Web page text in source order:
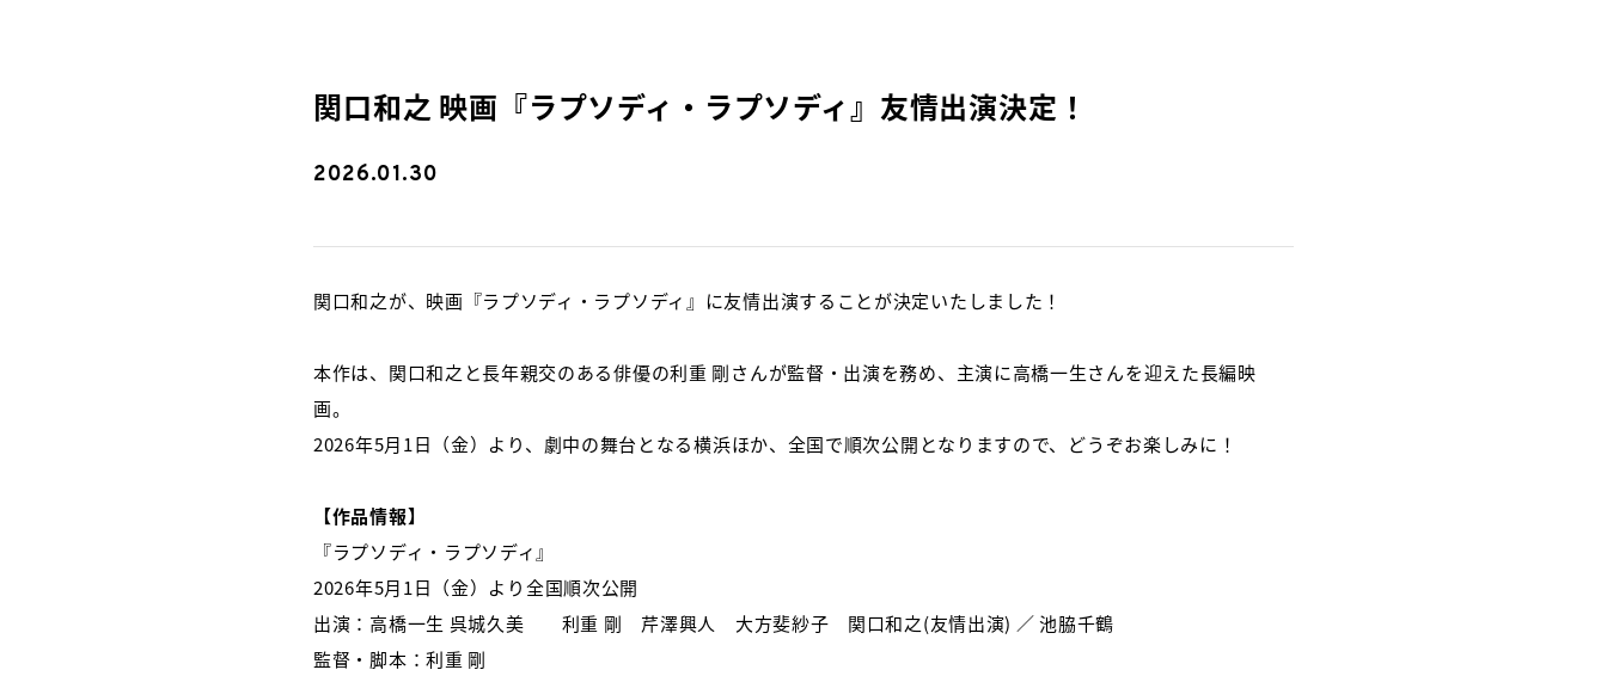
関口和之 映画『ラプソディ・ラプソディ』友情出演決定！
2026.01.30
関口和之が、映画『ラプソディ・ラプソディ』に友情出演することが決定いたしました！
本作は、関口和之と長年親交のある俳優の利重 剛さんが監督・出演を務め、主演に高橋一生さんを迎えた長編映
画。
2026年5月1日（金）より、劇中の舞台となる横浜ほか、全国で順次公開となりますので、どうぞお楽しみに！
【作品情報】
『ラプソディ・ラプソディ』
2026年5月1日（金）より全国順次公開
出演：高橋一生 呉城久美 利重 剛 芹澤興人 大方斐紗子 関口和之(友情出演) ／ 池脇千鶴
監督・脚本：利重 剛